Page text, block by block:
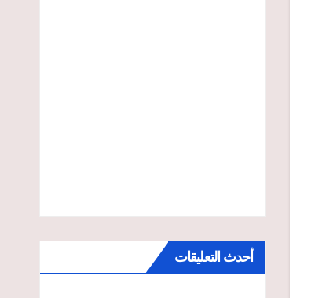
أحدث التعليقات